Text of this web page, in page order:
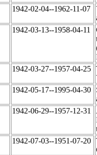
1942-02-04--1962-11-07
1942-03-13--1958-04-11
1942-03-27--1957-04-25
1942-05-17--1995-04-30
1942-06-29--1957-12-31
1942-07-03--1951-07-20